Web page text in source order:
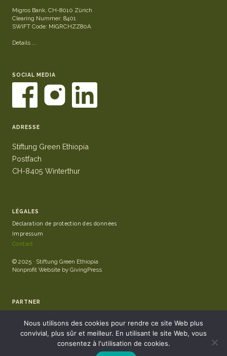
Migros Bank, CH-8010 Zürich
Clearing Nummer: 8401
SWIFT Code: MIGRCHZZ80A
Details ...
SOCIAL MEDIA
ADRESSE
Stiftung Green Ethiopia
Postfach
CH-8405 Winterthur
LÉGALES
Déclaration de protection des données
Impressum
Contact
© 2025 · Stiftung Green Ethiopia
Nonprofit Website by GivingPress
PARTNER
Nous utilisons des cookies pour rendre ce site Web plus
convivial, plus sûr et meilleur. En utilisant le site Web, vous
consentez à l'utilisation de cookies.